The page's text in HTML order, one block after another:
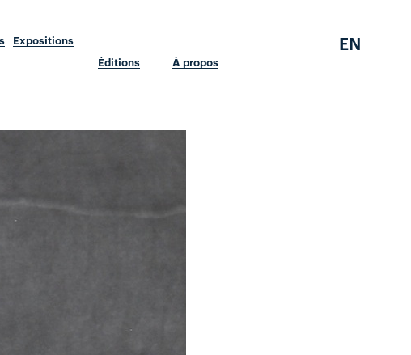
Expositions
Éditions
À propos
EN